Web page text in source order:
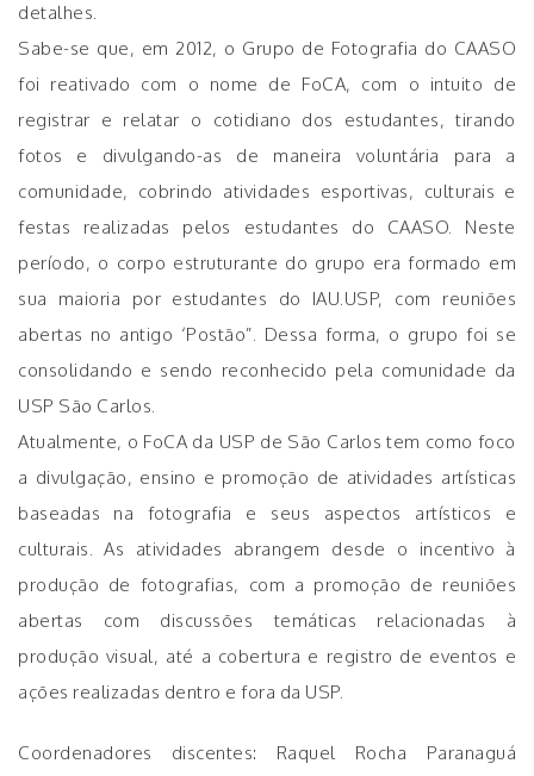
detalhes.
Sabe-se que, em 2012, o Grupo de Fotografia do CAASO
foi reativado com o nome de FoCA, com o intuito de
registrar e relatar o cotidiano dos estudantes, tirando
fotos e divulgando-as de maneira voluntária para a
comunidade, cobrindo atividades esportivas, culturais e
festas realizadas pelos estudantes do CAASO. Neste
período, o corpo estruturante do grupo era formado em
sua maioria por estudantes do IAU.USP, com reuniões
abertas no antigo ‘Postão”. Dessa forma, o grupo foi se
consolidando e sendo reconhecido pela comunidade da
USP São Carlos.
Atualmente, o FoCA da USP de São Carlos tem como foco
a divulgação, ensino e promoção de atividades artísticas
baseadas na fotografia e seus aspectos artísticos e
culturais. As atividades abrangem desde o incentivo à
produção de fotografias, com a promoção de reuniões
abertas com discussões temáticas relacionadas à
produção visual, até a cobertura e registro de eventos e
ações realizadas dentro e fora da USP.
Coordenadores discentes: Raquel Rocha Paranaguá